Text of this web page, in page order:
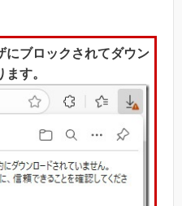
にブロックされてダウン
す。